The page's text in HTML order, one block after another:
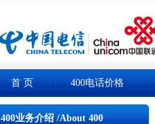
首 页 400电话价格
400业务介绍 /About 400